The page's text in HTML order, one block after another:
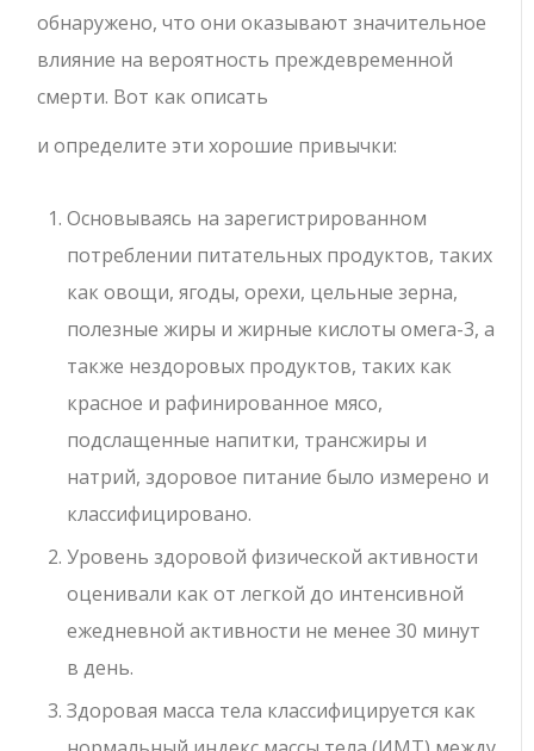
обнаружено, что они оказывают значительное
влияние на вероятность преждевременной
смерти. Вот как описать
и определите эти хорошие привычки:
Основываясь на зарегистрированном
потреблении питательных продуктов, таких
как овощи, ягоды, орехи, цельные зерна,
полезные жиры и жирные кислоты омега-3, а
также нездоровых продуктов, таких как
красное и рафинированное мясо,
подслащенные напитки, трансжиры и
натрий, здоровое питание было измерено и
классифицировано.
Уровень здоровой физической активности
оценивали как от легкой до интенсивной
ежедневной активности не менее 30 минут
в день.
Здоровая масса тела классифицируется как